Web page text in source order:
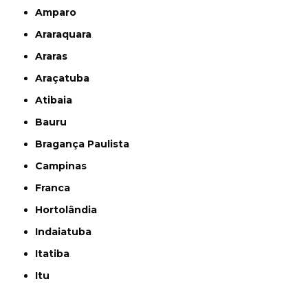
Amparo
Araraquara
Araras
Araçatuba
Atibaia
Bauru
Bragança Paulista
Campinas
Franca
Hortolândia
Indaiatuba
Itatiba
Itu